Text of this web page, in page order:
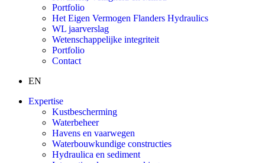
Portfolio
Het Eigen Vermogen Flanders Hydraulics
WL jaarverslag
Wetenschappelijke integriteit
Portfolio
Contact
EN
Expertise
Kustbescherming
Waterbeheer
Havens en vaarwegen
Waterbouwkundige constructies
Hydraulica en sediment